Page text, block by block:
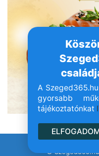
A
gyorsabb
tájékoztatónkat
©